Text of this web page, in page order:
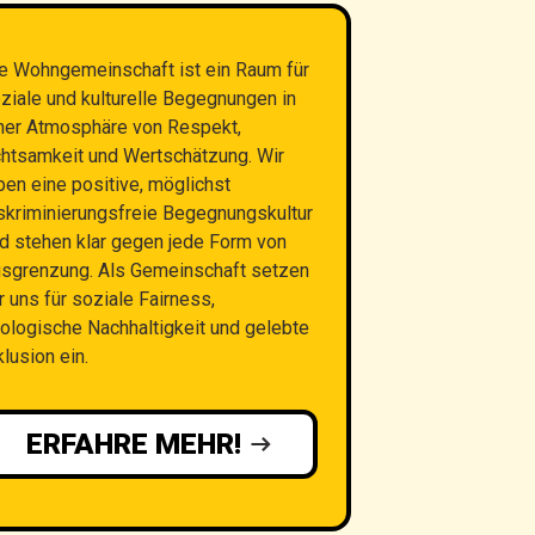
Wohngemeinschaft ist ein Raum für
und kulturelle Begegnungen in
Atmosphäre von Respekt,
und Wertschätzung. Wir
eine positive, möglichst
Begegnungskultur
stehen klar gegen jede Form von
Als Gemeinschaft setzen
uns für soziale Fairness,
Nachhaltigkeit und gelebte
ein.
ERFAHRE MEHR!